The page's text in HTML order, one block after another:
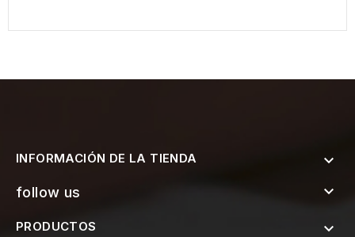
INFORMACIÓN DE LA TIENDA 
follow us 
PRODUCTOS 